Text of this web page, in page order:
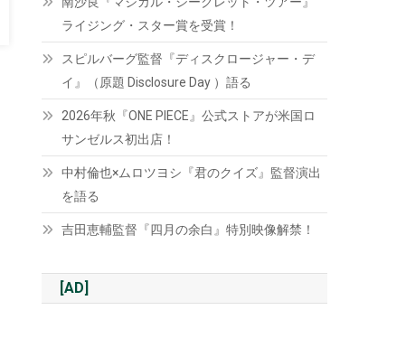
ライジング・スター賞を受賞！
スピルバーグ監督『ディスクロージャー・デ
イ』（原題 Disclosure Day ）語る
2026年秋『ONE PIECE』公式ストアが米国ロ
サンゼルス初出店！
中村倫也×ムロツヨシ『君のクイズ』監督演出
を語る
吉田恵輔監督『四月の余白』特別映像解禁！
[AD]